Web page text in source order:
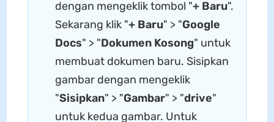
dengan mengeklik tombol "+ Baru".
Sekarang klik "+ Baru" > "Google
Docs" > "Dokumen Kosong" untuk
membuat dokumen baru. Sisipkan
gambar dengan mengeklik
"Sisipkan" > "Gambar" > "drive"
untuk kedua gambar. Untuk